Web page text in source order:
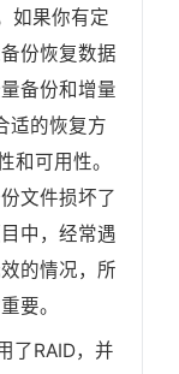
如果你有定
份恢复数据
备份和增量
适的恢复方
和可用性。
文件损坏了
中，经常遇
的情况，所
要。
了RAID，并